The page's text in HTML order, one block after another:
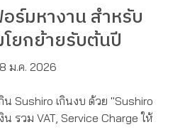
ร์มหางาน สำหรับ
ยกย้ายรับต้นปี
ม.ค. 2026